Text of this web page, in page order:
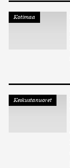
Kotimaa
Keskustanuoret